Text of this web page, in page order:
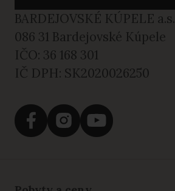
BARDEJOVSKÉ KÚPELE a.s.
086 31 Bardejovské Kúpele
IČO: 36 168 301
IČ DPH: SK2020026250